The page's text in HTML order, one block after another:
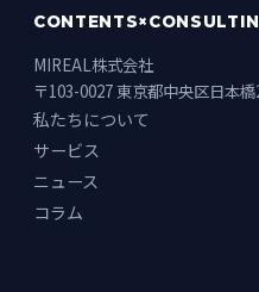
送
り
MIREAL株式会社
〒103-0027 東京都中央区日本
私たちについて
サービス
ニュース
コラム